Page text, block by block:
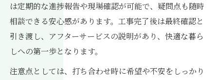
は定期的な進捗報告や現場確認が可能で、疑問点も随時
相談できる安心感があります。工事完了後は最終確認と
引き渡し、アフターサービスの説明があり、快適な暮ら
しへの第一歩となります。
注意点としては、打ち合わせ時に希望や不安をしっかり